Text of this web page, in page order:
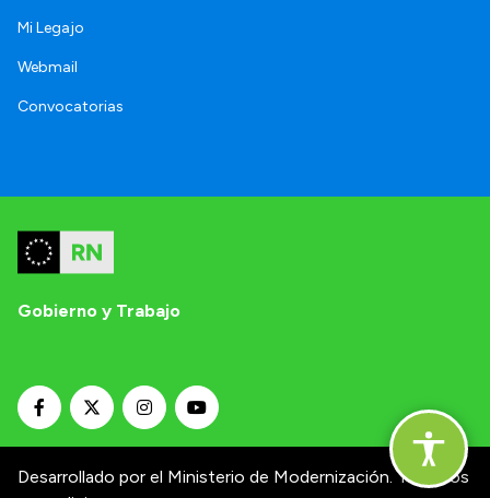
Mi Legajo
Webmail
Convocatorias
Gobierno y Trabajo
Desarrollado por el Ministerio de Modernización. Términos